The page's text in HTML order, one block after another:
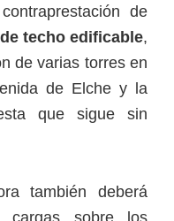
de
techo edificable,
de varias torres en
de Elche y la
que sigue sin
también deberá